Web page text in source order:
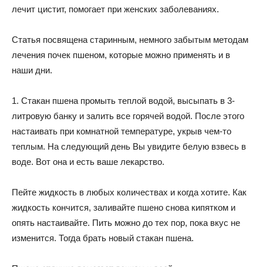
лечит цистит, помогает при женских заболеваниях.
Статья посвящена старинным, немного забытым методам
лечения почек пшеном, которые можно применять и в
наши дни.
1. Стакан пшена промыть теплой водой, высыпать в 3-
литровую банку и залить все горячей водой. После этого
настаивать при комнатной температуре, укрыв чем-то
теплым. На следующий день Вы увидите белую взвесь в
воде. Вот она и есть ваше лекарство.
Пейте жидкость в любых количествах и когда хотите. Как
жидкость кончится, заливайте пшено снова кипятком и
опять настаивайте. Пить можно до тех пор, пока вкус не
изменится. Тогда брать новый стакан пшена.